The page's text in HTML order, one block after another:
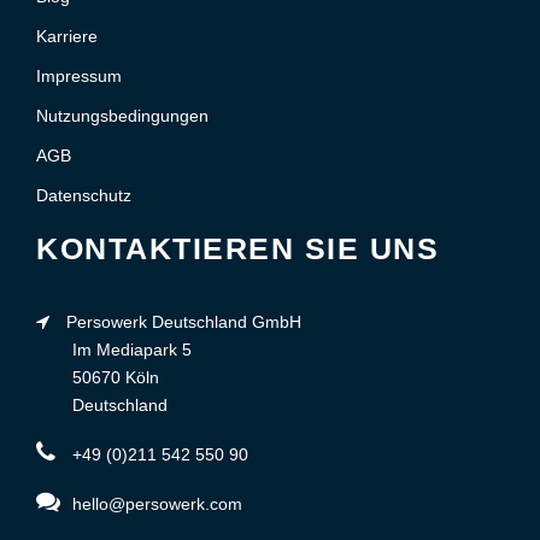
Karriere
Impressum
Nutzungsbedingungen
AGB
Datenschutz
KONTAKTIEREN SIE UNS
Persowerk Deutschland GmbH
Im Mediapark 5
50670 Köln
Deutschland
+49 (0)211 542 550 90
hello@persowerk.com